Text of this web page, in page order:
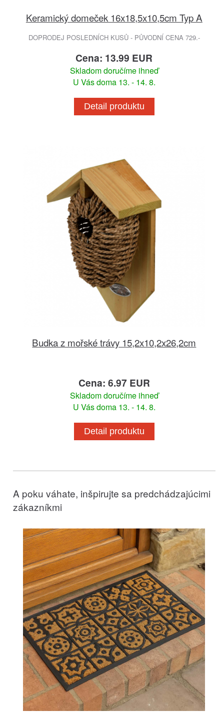
Keramický domeček 16x18,5x10,5cm Typ A
DOPRODEJ POSLEDNÍCH KUSŮ - PŮVODNÍ CENA 729.-
Cena: 13.99 EUR
Skladom doručíme ihneď
U Vás doma 13. - 14. 8.
Detail produktu
Budka z mořské trávy 15,2x10,2x26,2cm
Cena: 6.97 EUR
Skladom doručíme ihneď
U Vás doma 13. - 14. 8.
Detail produktu
A poku váhate, inšpirujte sa predchádzajúcimi
zákazníkmi